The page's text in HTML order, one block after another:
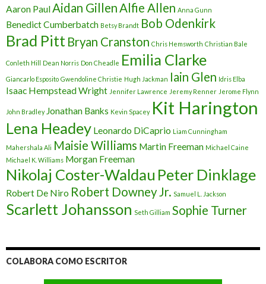
Aaron PaulAidan GillenAlfie Allen Anna Gunn
Benedict Cumberbatch Betsy Brandt Bob Odenkirk
Brad Pitt Bryan Cranston Chris Hemsworth Christian Bale
Conleth Hill Dean Norris Don Cheadle Emilia Clarke
Giancarlo Esposito Gwendoline Christie Hugh Jackman Iain Glen Idris Elba
Isaac Hempstead Wright Jennifer Lawrence Jeremy Renner Jerome Flynn
John Bradley Jonathan Banks Kevin Spacey Kit Harington
Lena Headey Leonardo DiCaprio Liam Cunningham
Mahershala Ali Maisie Williams Martin Freeman Michael Caine
Michael K. Williams Morgan Freeman
Nikolaj Coster-Waldau Peter Dinklage
Robert De Niro Robert Downey Jr. Samuel L. Jackson
Scarlett Johansson Seth Gilliam Sophie Turner
COLABORA COMO ESCRITOR